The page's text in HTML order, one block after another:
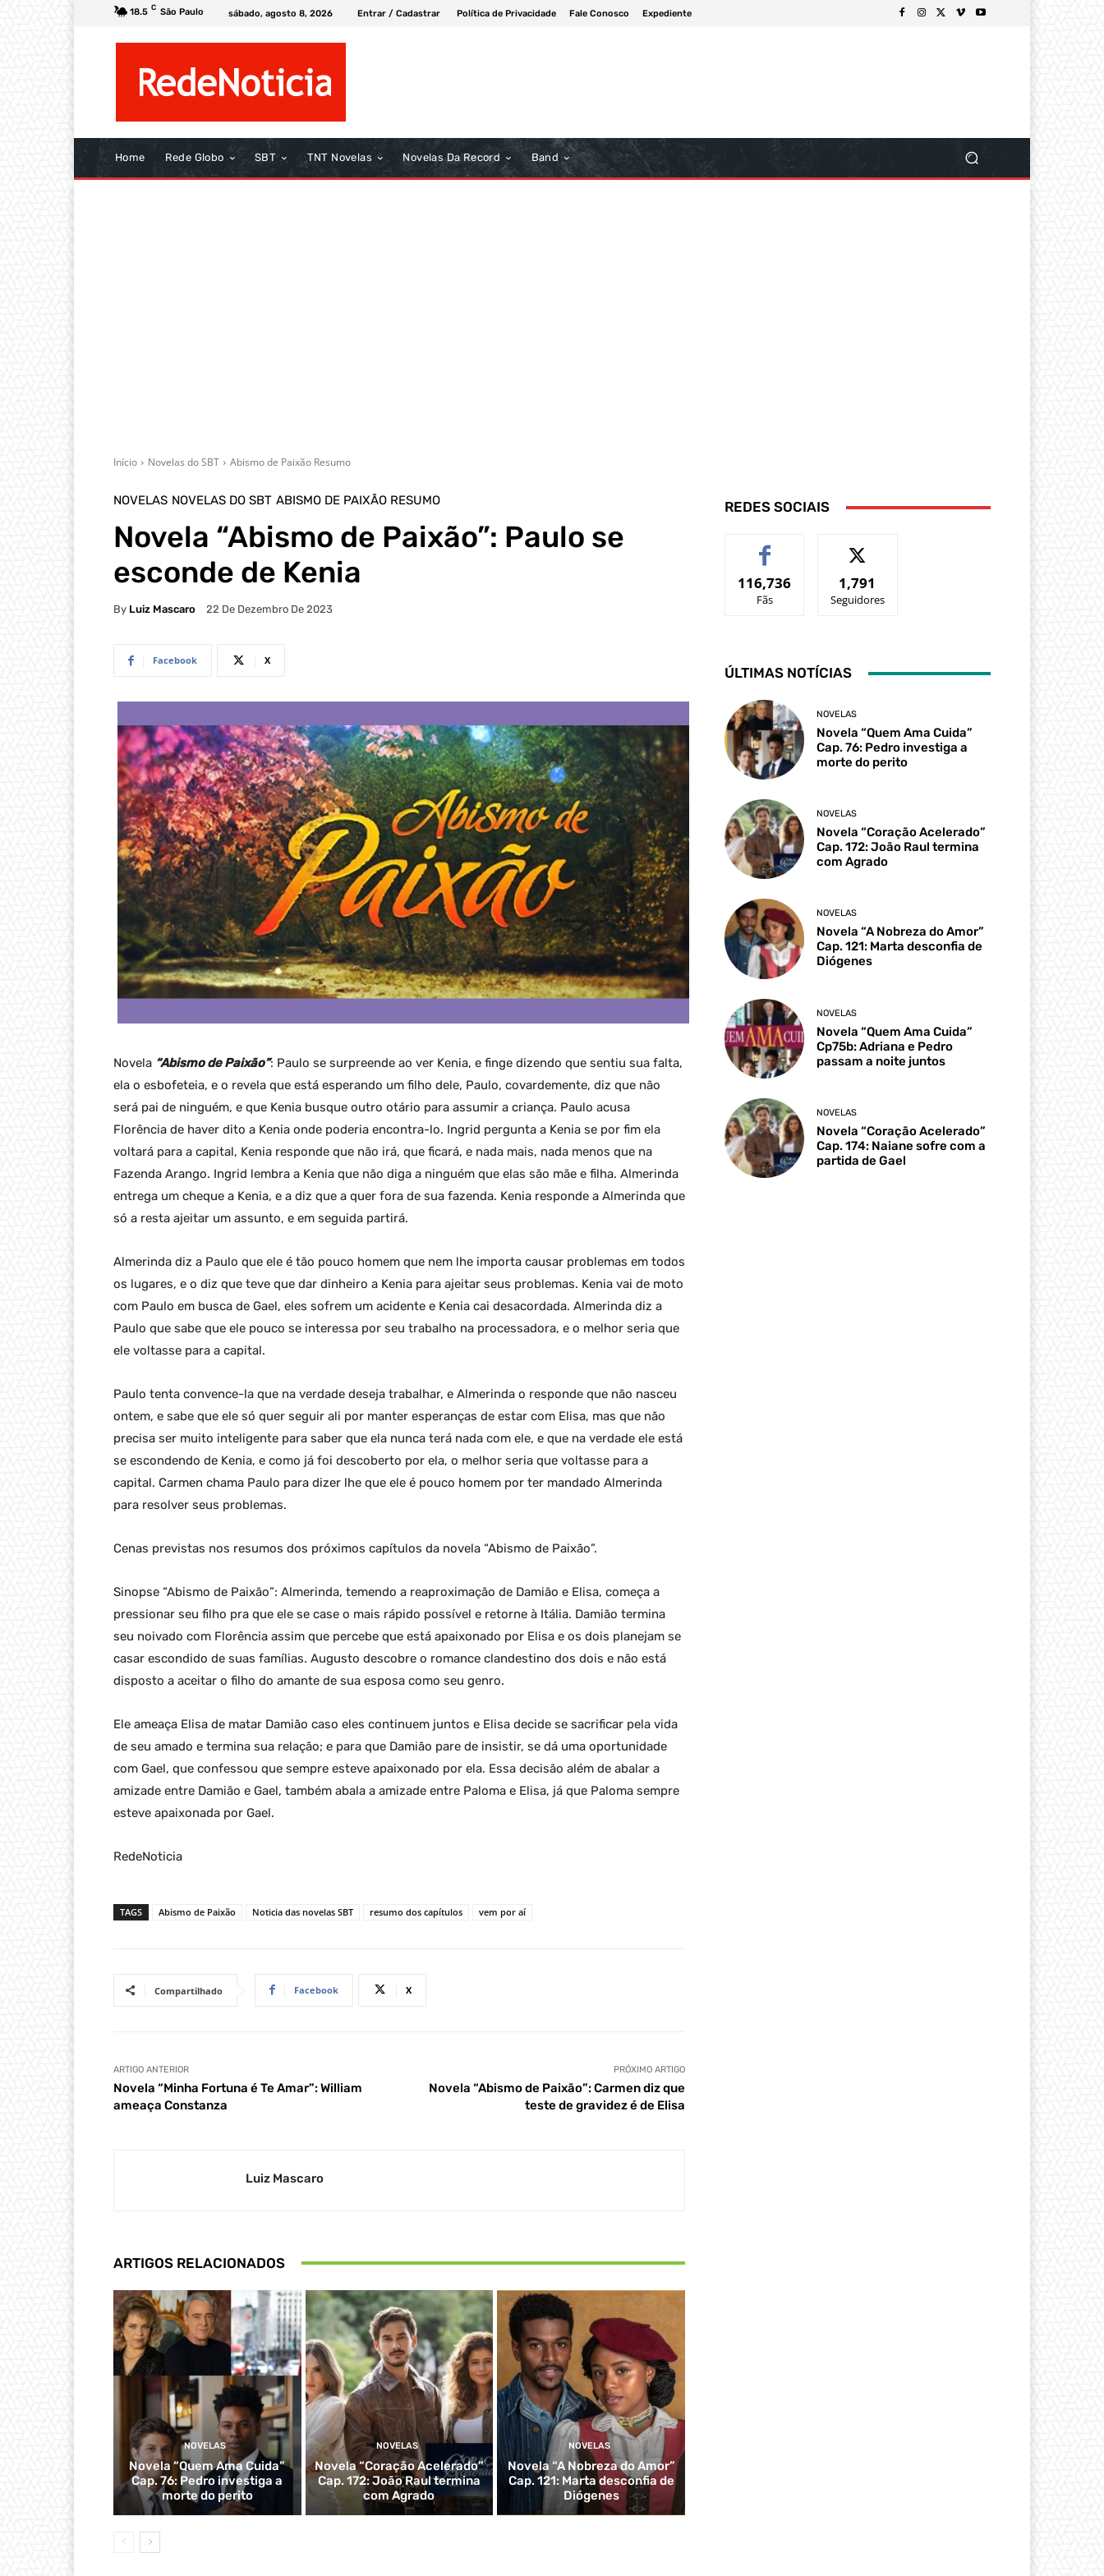
18.5 C São Paulo sábado, agosto 8, 2026 Entrar / Cadastrar Política de Privacidade Fale Conosco Expediente
Home Rede Globo SBT TNT Novelas Novelas Da Record Band
Início Novelas do SBT Abismo de Paixão Resumo
NOVELAS NOVELAS DO SBT ABISMO DE PAIXÃO RESUMO
Novela “Abismo de Paixão”: Paulo se
esconde de Kenia
By Luiz Mascaro 22 De Dezembro De 2023
Facebook X
Novela “Abismo de Paixão”: Paulo se surpreende ao ver Kenia, e finge dizendo que sentiu sua falta,
ela o esbofeteia, e o revela que está esperando um filho dele, Paulo, covardemente, diz que não
será pai de ninguém, e que Kenia busque outro otário para assumir a criança. Paulo acusa
Florência de haver dito a Kenia onde poderia encontra-lo. Ingrid pergunta a Kenia se por fim ela
voltará para a capital, Kenia responde que não irá, que ficará, e nada mais, nada menos que na
Fazenda Arango. Ingrid lembra a Kenia que não diga a ninguém que elas são mãe e filha. Almerinda
entrega um cheque a Kenia, e a diz que a quer fora de sua fazenda. Kenia responde a Almerinda que
só a resta ajeitar um assunto, e em seguida partirá.
Almerinda diz a Paulo que ele é tão pouco homem que nem lhe importa causar problemas em todos
os lugares, e o diz que teve que dar dinheiro a Kenia para ajeitar seus problemas. Kenia vai de moto
com Paulo em busca de Gael, eles sofrem um acidente e Kenia cai desacordada. Almerinda diz a
Paulo que sabe que ele pouco se interessa por seu trabalho na processadora, e o melhor seria que
ele voltasse para a capital.
Paulo tenta convence-la que na verdade deseja trabalhar, e Almerinda o responde que não nasceu
ontem, e sabe que ele só quer seguir ali por manter esperanças de estar com Elisa, mas que não
precisa ser muito inteligente para saber que ela nunca terá nada com ele, e que na verdade ele está
se escondendo de Kenia, e como já foi descoberto por ela, o melhor seria que voltasse para a
capital. Carmen chama Paulo para dizer lhe que ele é pouco homem por ter mandado Almerinda
para resolver seus problemas.
Cenas previstas nos resumos dos próximos capítulos da novela “Abismo de Paixão”.
Sinopse “Abismo de Paixão”: Almerinda, temendo a reaproximação de Damião e Elisa, começa a
pressionar seu filho pra que ele se case o mais rápido possível e retorne à Itália. Damião termina
seu noivado com Florência assim que percebe que está apaixonado por Elisa e os dois planejam se
casar escondido de suas famílias. Augusto descobre o romance clandestino dos dois e não está
disposto a aceitar o filho do amante de sua esposa como seu genro.
Ele ameaça Elisa de matar Damião caso eles continuem juntos e Elisa decide se sacrificar pela vida
de seu amado e termina sua relação; e para que Damião pare de insistir, se dá uma oportunidade
com Gael, que confessou que sempre esteve apaixonado por ela. Essa decisão além de abalar a
amizade entre Damião e Gael, também abala a amizade entre Paloma e Elisa, já que Paloma sempre
esteve apaixonada por Gael.
RedeNoticia
TAGS Abismo de Paixão Noticia das novelas SBT resumo dos capítulos vem por aí
Compartilhado Facebook X
ARTIGO ANTERIOR
Novela “Minha Fortuna é Te Amar”: William
ameaça Constanza
PRÓXIMO ARTIGO
Novela “Abismo de Paixão”: Carmen diz que
teste de gravidez é de Elisa
Luiz Mascaro
ARTIGOS RELACIONADOS
NOVELAS
Novela “Quem Ama Cuida”
Cap. 76: Pedro investiga a
morte do perito
NOVELAS
Novela “Coração Acelerado”
Cap. 172: João Raul termina
com Agrado
NOVELAS
Novela “A Nobreza do Amor”
Cap. 121: Marta desconfia de
Diógenes
REDES SOCIAIS
116,736
Fãs
1,791
Seguidores
ÚLTIMAS NOTÍCIAS
NOVELAS
Novela “Quem Ama Cuida”
Cap. 76: Pedro investiga a
morte do perito
NOVELAS
Novela “Coração Acelerado”
Cap. 172: João Raul termina
com Agrado
NOVELAS
Novela “A Nobreza do Amor”
Cap. 121: Marta desconfia de
Diógenes
NOVELAS
Novela “Quem Ama Cuida”
Cp75b: Adriana e Pedro
passam a noite juntos
NOVELAS
Novela “Coração Acelerado”
Cap. 174: Naiane sofre com a
partida de Gael